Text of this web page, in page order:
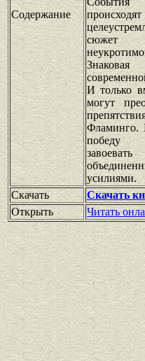
Содержание
сюжет
И только
могут
Фламинго.
усилиями.
Скачать
Скачать
Открыть
Читать